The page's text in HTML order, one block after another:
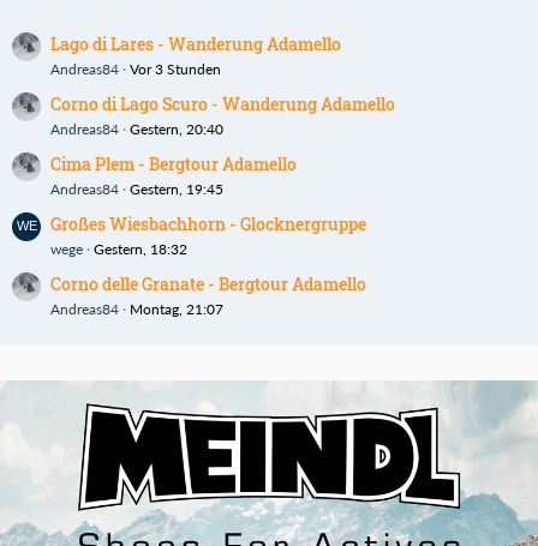
Lago di Lares - Wanderung Adamello
Andreas84 Vor 3 Stunden
Corno di Lago Scuro - Wanderung Adamello
Andreas84 Gestern, 20:40
Cima Plem - Bergtour Adamello
Andreas84 Gestern, 19:45
Großes Wiesbachhorn - Glocknergruppe
wege Gestern, 18:32
Corno delle Granate - Bergtour Adamello
Andreas84 Montag, 21:07